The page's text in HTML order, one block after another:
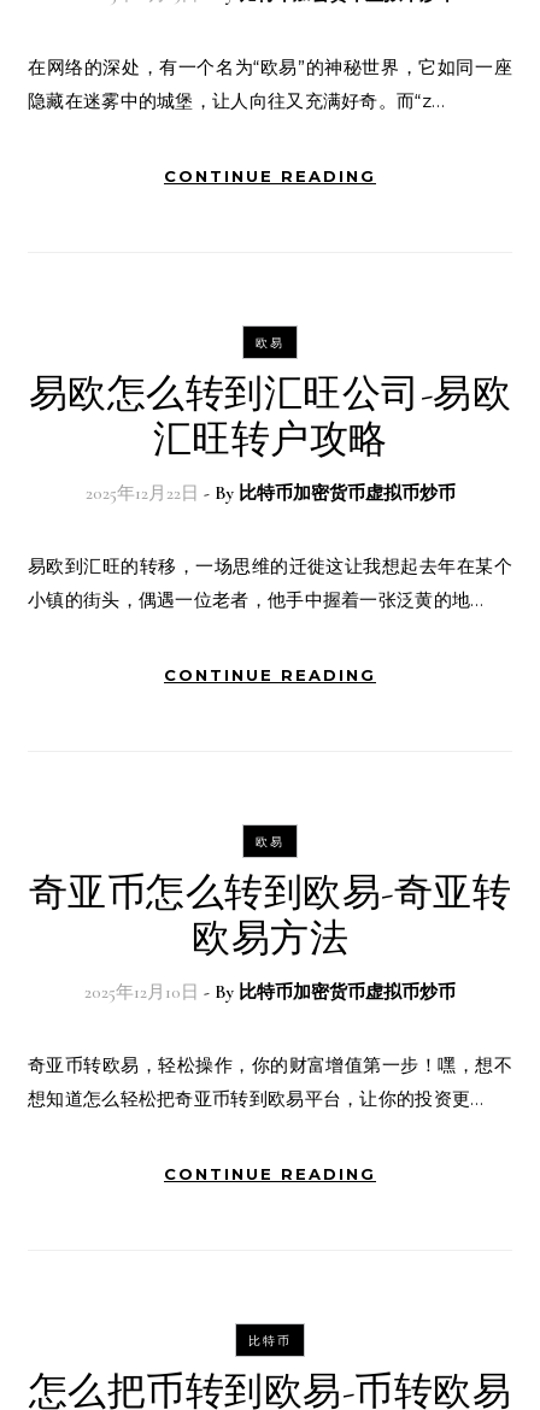
在网络的深处，有一个名为“欧易”的神秘世界，它如同一座
隐藏在迷雾中的城堡，让人向往又充满好奇。而“z…
CONTINUE READING
欧易
易欧怎么转到汇旺公司-易欧
汇旺转户攻略
2025年12月22日 - By 比特币加密货币虚拟币炒币
易欧到汇旺的转移，一场思维的迁徙这让我想起去年在某个
小镇的街头，偶遇一位老者，他手中握着一张泛黄的地…
CONTINUE READING
欧易
奇亚币怎么转到欧易-奇亚转
欧易方法
2025年12月10日 - By 比特币加密货币虚拟币炒币
奇亚币转欧易，轻松操作，你的财富增值第一步！嘿，想不
想知道怎么轻松把奇亚币转到欧易平台，让你的投资更…
CONTINUE READING
比特币
怎么把币转到欧易-币转欧易